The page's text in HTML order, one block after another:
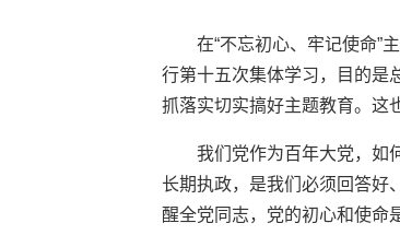
在“不忘初心、牢记使命”
行第十五次集体学习，目的是
抓落实切实搞好主题教育。这
我们党作为百年大党，如
长期执政，是我们必须回答好
醒全党同志，党的初心和使命